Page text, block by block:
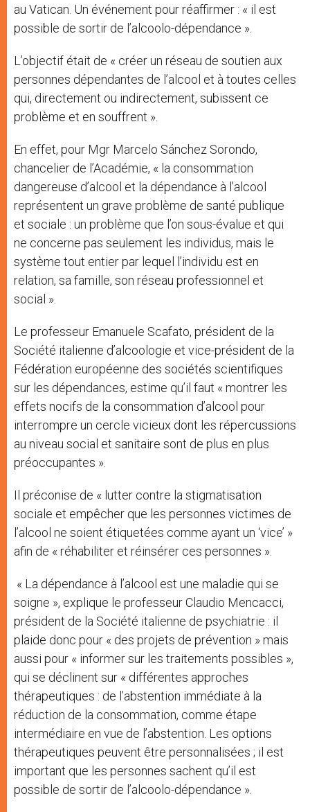
au Vatican. Un événement pour réaffirmer : « il est
possible de sortir de l’alcoolo-dépendance ».
L’objectif était de « créer un réseau de soutien aux
personnes dépendantes de l’alcool et à toutes celles
qui, directement ou indirectement, subissent ce
problème et en souffrent ».
En effet, pour Mgr Marcelo Sánchez Sorondo,
chancelier de l’Académie, « la consommation
dangereuse d’alcool et la dépendance à l’alcool
représentent un grave problème de santé publique
et sociale : un problème que l’on sous-évalue et qui
ne concerne pas seulement les individus, mais le
système tout entier par lequel l’individu est en
relation, sa famille, son réseau professionnel et
social ».
Le professeur Emanuele Scafato, président de la
Société italienne d’alcoologie et vice-président de la
Fédération européenne des sociétés scientifiques
sur les dépendances, estime qu’il faut « montrer les
effets nocifs de la consommation d’alcool pour
interrompre un cercle vicieux dont les répercussions
au niveau social et sanitaire sont de plus en plus
préoccupantes ».
Il préconise de « lutter contre la stigmatisation
sociale et empêcher que les personnes victimes de
l’alcool ne soient étiquetées comme ayant un ‘vice’ »
afin de « réhabiliter et réinsérer ces personnes ».
« La dépendance à l’alcool est une maladie qui se
soigne », explique le professeur Claudio Mencacci,
président de la Société italienne de psychiatrie : il
plaide donc pour « des projets de prévention » mais
aussi pour « informer sur les traitements possibles »,
qui se déclinent sur « différentes approches
thérapeutiques : de l’abstention immédiate à la
réduction de la consommation, comme étape
intermédiaire en vue de l’abstention. Les options
thérapeutiques peuvent être personnalisées ; il est
important que les personnes sachent qu’il est
possible de sortir de l’alcoolo-dépendance ».